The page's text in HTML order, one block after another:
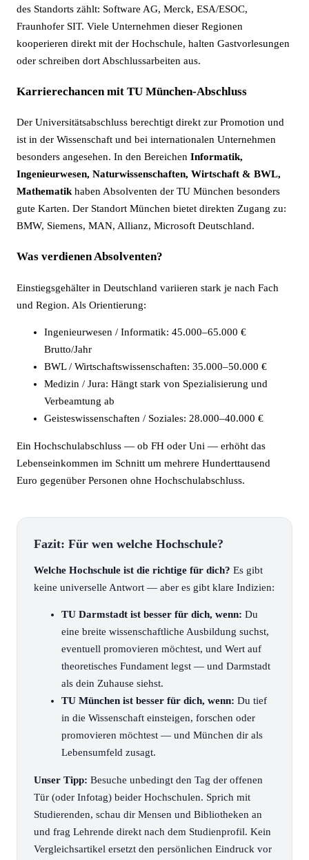
des Standorts zählt: Software AG, Merck, ESA/ESOC,
Fraunhofer SIT. Viele Unternehmen dieser Regionen
kooperieren direkt mit der Hochschule, halten Gastvorlesungen
oder schreiben dort Abschlussarbeiten aus.
Karrierechancen mit TU München-Abschluss
Der Universitätsabschluss berechtigt direkt zur Promotion und
ist in der Wissenschaft und bei internationalen Unternehmen
besonders angesehen. In den Bereichen Informatik,
Ingenieurwesen, Naturwissenschaften, Wirtschaft & BWL,
Mathematik haben Absolventen der TU München besonders
gute Karten. Der Standort München bietet direkten Zugang zu:
BMW, Siemens, MAN, Allianz, Microsoft Deutschland.
Was verdienen Absolventen?
Einstiegsgehälter in Deutschland variieren stark je nach Fach
und Region. Als Orientierung:
Ingenieurwesen / Informatik: 45.000–65.000 €
Brutto/Jahr
BWL / Wirtschaftswissenschaften: 35.000–50.000 €
Medizin / Jura: Hängt stark von Spezialisierung und
Verbeamtung ab
Geisteswissenschaften / Soziales: 28.000–40.000 €
Ein Hochschulabschluss — ob FH oder Uni — erhöht das
Lebenseinkommen im Schnitt um mehrere Hunderttausend
Euro gegenüber Personen ohne Hochschulabschluss.
Fazit: Für wen welche Hochschule?
Welche Hochschule ist die richtige für dich? Es gibt
keine universelle Antwort — aber es gibt klare Indizien:
TU Darmstadt ist besser für dich, wenn: Du
eine breite wissenschaftliche Ausbildung suchst,
eventuell promovieren möchtest, und Wert auf
theoretisches Fundament legst — und Darmstadt
als dein Zuhause siehst.
TU München ist besser für dich, wenn: Du tief
in die Wissenschaft einsteigen, forschen oder
promovieren möchtest — und München dir als
Lebensumfeld zusagt.
Unser Tipp: Besuche unbedingt den Tag der offenen
Tür (oder Infotag) beider Hochschulen. Sprich mit
Studierenden, schau dir Mensen und Bibliotheken an
und frag Lehrende direkt nach dem Studienprofil. Kein
Vergleichsartikel ersetzt den persönlichen Eindruck vor